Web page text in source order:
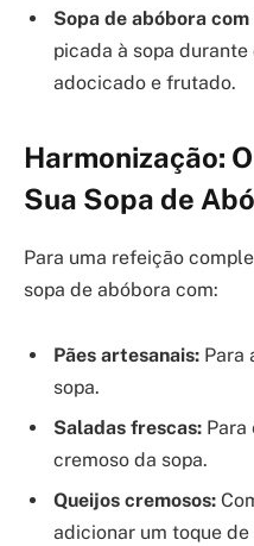
Sopa de abóbora com
picada à sopa
adocicado e frutado.
Harmonização:
Sua Sopa de
Para uma refeição
sopa de abóbora com:
Pães artesanais: Para
sopa.
Saladas frescas: Para
cremoso da sopa.
Queijos cremosos:
adicionar um toque